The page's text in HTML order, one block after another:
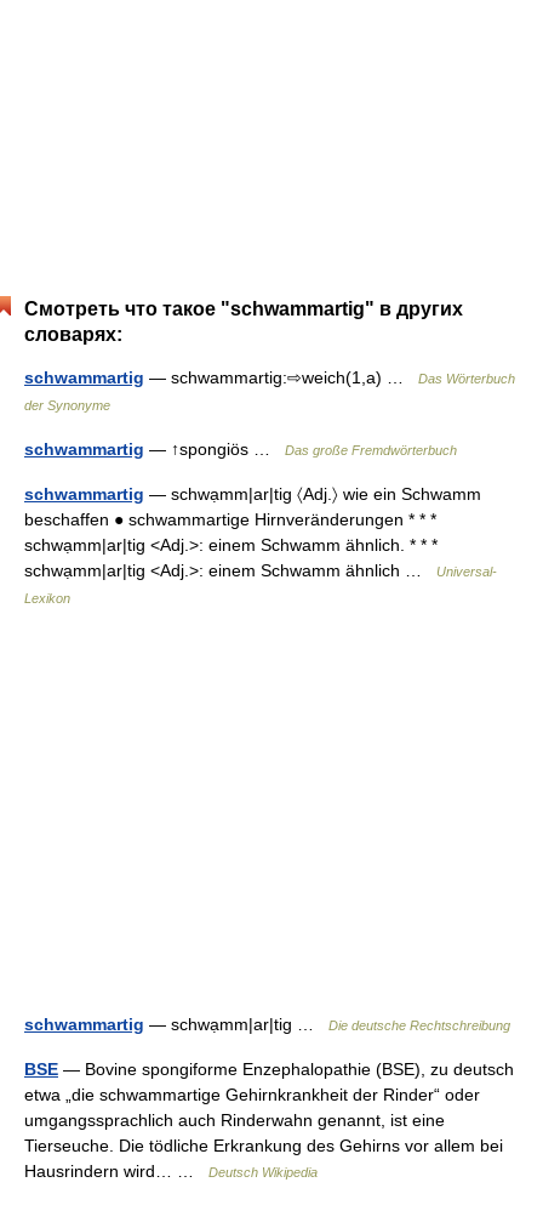
Смотреть что такое "schwammartig" в других
словарях:
schwammartig — schwammartig:⇨weich(1,a) …
Das Wörterbuch
der Synonyme
schwammartig — ↑spongiös … Das große Fremdwörterbuch
schwammartig — schwạmm|ar|tig 〈Adj.〉 wie ein Schwamm
beschaffen ● schwammartige Hirnveränderungen * * *
schwạmm|ar|tig <Adj.>: einem Schwamm ähnlich. * * *
schwạmm|ar|tig <Adj.>: einem Schwamm ähnlich …
Universal-
Lexikon
schwammartig — schwạmm|ar|tig … Die deutsche Rechtschreibung
BSE — Bovine spongiforme Enzephalopathie (BSE), zu deutsch
etwa „die schwammartige Gehirnkrankheit der Rinder“ oder
umgangssprachlich auch Rinderwahn genannt, ist eine
Tierseuche. Die tödliche Erkrankung des Gehirns vor allem bei
Hausrindern wird… …
Deutsch Wikipedia